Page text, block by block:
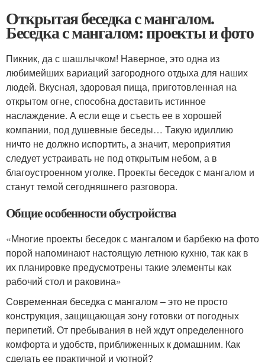
Открытая беседка с мангалом.
Беседка с мангалом: проекты и фото
Пикник, да с шашлычком! Наверное, это одна из
любимейших вариаций загородного отдыха для наших
людей. Вкусная, здоровая пища, приготовленная на
открытом огне, способна доставить истинное
наслаждение. А если еще и съесть ее в хорошей
компании, под душевные беседы… Такую идиллию
ничто не должно испортить, а значит, мероприятия
следует устраивать не под открытым небом, а в
благоустроенном уголке. Проекты беседок с мангалом и
станут темой сегодняшнего разговора.
Общие особенности обустройства
«Многие проекты беседок с мангалом и барбекю на фото
порой напоминают настоящую летнюю кухню, так как в
их планировке предусмотрены такие элементы как
рабочий стол и раковина»
Современная беседка с мангалом – это не просто
конструкция, защищающая зону готовки от погодных
перипетий. От пребывания в ней ждут определенного
комфорта и удобств, приближенных к домашним. Как
сделать ее практичной и уютной?